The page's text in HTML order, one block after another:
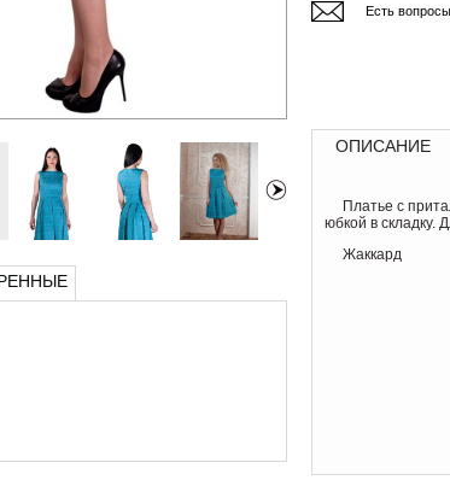
Есть
ОПИСАНИЕ
Платье с
юбкой в складку.
Жаккард